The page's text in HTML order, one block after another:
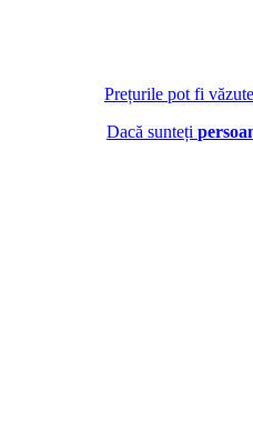
Prețurile pot fi
Dacă sunteți